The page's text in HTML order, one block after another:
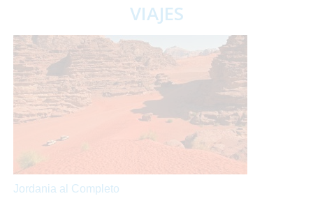
VIAJES
Jordania al Completo